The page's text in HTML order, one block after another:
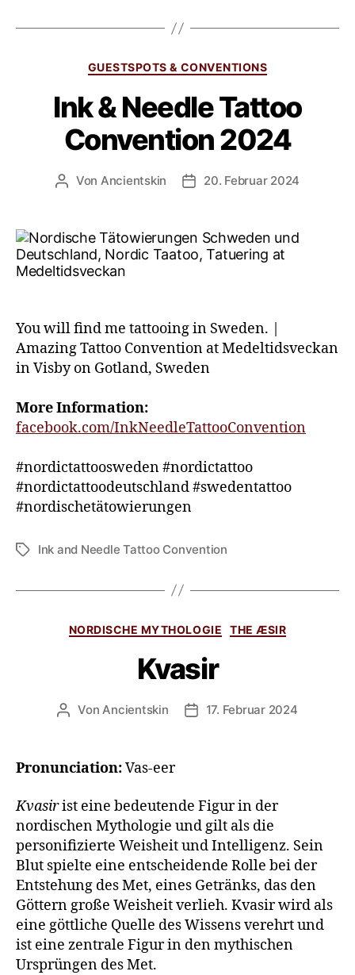
GUESTSPOTS & CONVENTIONS
Ink & Needle Tattoo
Convention 2024
Von Ancientskin 20. Februar 2024
You will find me tattooing in Sweden. |
Amazing Tattoo Convention at Medeltidsveckan
in Visby on Gotland, Sweden
More Information:
facebook.com/InkNeedleTattooConvention
#nordictattoosweden #nordictattoo
#nordictattoodeutschland #swedentattoo
#nordischetätowierungen
Ink and Needle Tattoo Convention
NORDISCHE MYTHOLOGIE THE ÆSIR
Kvasir
VonAncientskin 17. Februar 2024
Pronunciation:Vas-eer
Kvasirist eine bedeutende Figur in der
nordischen Mythologie und gilt als die
personifizierte Weisheit und Intelligenz. Sein
Blut spielte eine entscheidende Rolle bei der
Entstehung des Met, eines Getränks, das den
Göttern große Weisheit verlieh. Kvasir wird als
eine göttliche Quelle des Wissens verehrt und
ist eine zentrale Figur in den mythischen
Ursprüngen des Met.